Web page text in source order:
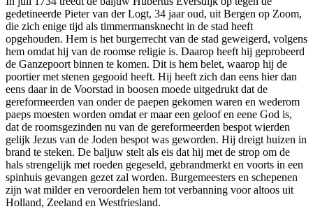
gedetineerde Pieter van der Logt, 34 jaar oud, uit Bergen op Zoom,
die zich enige tijd als timmermansknecht in de stad heeft
opgehouden. Hem is het burgerrecht van de stad geweigerd, volgens
hem omdat hij van de roomse religie is. Daarop heeft hij geprobeerd
de Ganzepoort binnen te komen. Dit is hem belet, waarop hij de
poortier met stenen gegooid heeft. Hij heeft zich dan eens hier dan
eens daar in de Voorstad in boosen moede uitgedrukt dat de
gereformeerden van onder de paepen gekomen waren en wederom
paeps moesten worden omdat er maar een geloof en eene God is,
dat de roomsgezinden nu van de gereformeerden bespot wierden
gelijk Jezus van de Joden bespot was geworden. Hij dreigt huizen in
brand te steken. De baljuw stelt als eis dat hij met de strop om de
hals strengelijk met roeden gegeseld, gebrandmerkt en voorts in een
spinhuis gevangen gezet zal worden. Burgemeesters en schepenen
zijn wat milder en veroordelen hem tot verbanning voor altoos uit
Holland, Zeeland en Westfriesland.